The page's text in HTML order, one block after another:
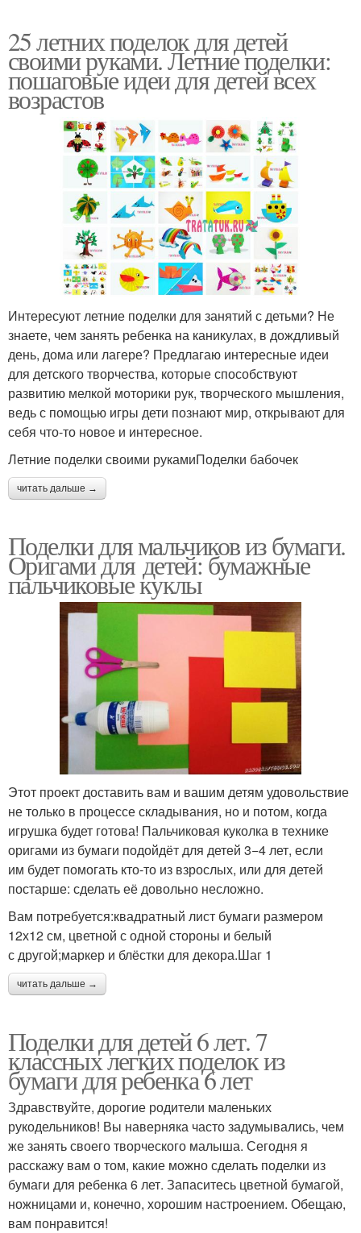
25 летних поделок для детей
своими руками. Летние поделки:
пошаговые идеи для детей всех
возрастов
Интересуют летние поделки для занятий с детьми? Не
знаете, чем занять ребенка на каникулах, в дождливый
день, дома или лагере? Предлагаю интересные идеи
для детского творчества, которые способствуют
развитию мелкой моторики рук, творческого мышления,
ведь с помощью игры дети познают мир, открывают для
себя что-то новое и интересное.
Летние поделки своими рукамиПоделки бабочек
читать дальше →
Поделки для мальчиков из бумаги.
Оригами для детей: бумажные
пальчиковые куклы
Этот проект доставить вам и вашим детям удовольствие
не только в процессе складывания, но и потом, когда
игрушка будет готова! Пальчиковая куколка в технике
оригами из бумаги подойдёт для детей 3−4 лет, если
им будет помогать кто-то из взрослых, или для детей
постарше: сделать её довольно несложно.
Вам потребуется:квадратный лист бумаги размером
12х12 см, цветной с одной стороны и белый
с другой;маркер и блёстки для декора.Шаг 1
читать дальше →
Поделки для детей 6 лет. 7
классных легких поделок из
бумаги для ребенка 6 лет
Здравствуйте, дорогие родители маленьких
рукодельников! Вы наверняка часто задумывались, чем
же занять своего творческого малыша. Сегодня я
расскажу вам о том, какие можно сделать поделки из
бумаги для ребенка 6 лет. Запаситесь цветной бумагой,
ножницами и, конечно, хорошим настроением. Обещаю,
вам понравится!